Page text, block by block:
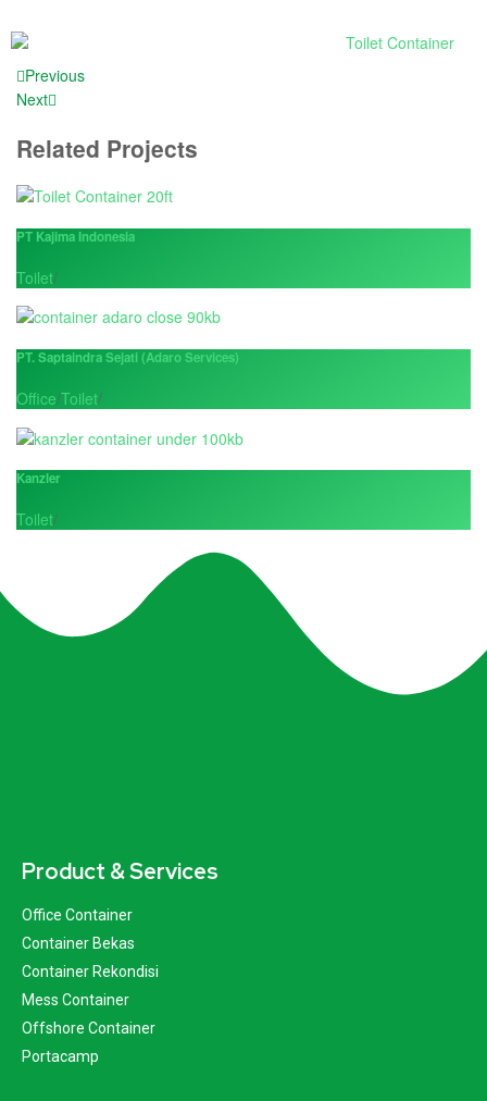
Previous
Next
Related Projects
PT Kajima Indonesia
Toilet/
PT. Saptaindra Sejati (Adaro Services)
Office/Toilet/
Kanzler
Toilet/
Product & Services
Office Container
Container Bekas
Container Rekondisi
Mess Container
Offshore Container
Portacamp